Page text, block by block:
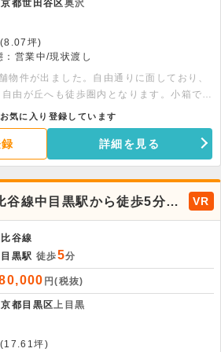
都世田谷区奥沢
坪)
：営業中/現状渡し
物件が出ました。自由通りに面しており、
由が丘へも徒歩圏内となります。小箱で、
となります。まずはお問い合わせ下さい。
気に入り登録しています
詳細を見る
谷線中目黒駅から徒歩5分、
能な居酒屋居抜き物件。築
VR
比谷線
黒駅 徒歩5分
円(税抜)
都目黒区上目黒
坪)